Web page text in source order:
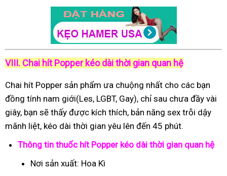
VIII. Chai hít Popper kéo dài thời gian quan hệ
Chai hít Popper sản phẩm ưa chuộng nhất cho các bạn
đồng tính nam giới(Les, LGBT, Gay), chỉ sau chưa đầy vài
giây, bạn sẽ thấy được kích thích, bản năng sex trỗi dậy
mãnh liệt, kéo dài thời gian yêu lên đến 45 phút.
Thông tin thuốc hít Popper kéo dài thời gian quan hệ
Nơi sản xuất: Hoa Kì